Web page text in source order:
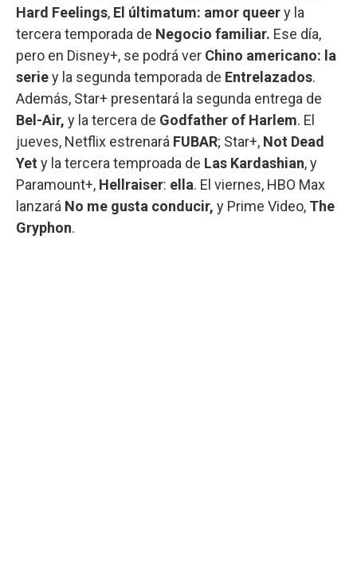
Hard Feelings, El últimatum: amor queery la
tercera temporada de Negocio familiar. Ese día,
pero en Disney+, se podrá ver Chino americano: la
seriey la segunda temporada de Entrelazados.
Además, Star+ presentará la segunda entrega de
Bel-Air, y la tercera de Godfather of Harlem. El
jueves, Netflix estrenará FUBAR; Star+, Not Dead
Yet y la tercera temproada de Las Kardashian, y
Paramount+, Hellraiser: ella. El viernes, HBO Max
lanzará No me gusta conducir, y Prime Video, The
Gryphon.